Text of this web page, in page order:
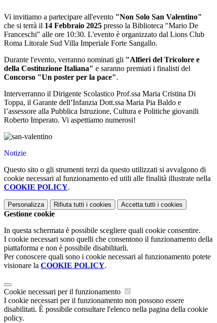
Vi invitiamo a partecipare all'evento "Non Solo San Valentino"
che si terrà il 14 Febbraio 2025 presso la Biblioteca "Mario De
Franceschi" alle ore 10:30. L'evento è organizzato dal Lions Club
Roma Litorale Sud Villa Imperiale Forte Sangallo.
Durante l'evento, verranno nominati gli "Alfieri del Tricolore e
della Costituzione Italiana" e saranno premiati i finalisti del
Concorso "Un poster per la pace".
Interverranno il Dirigente Scolastico Prof.ssa Maria Cristina Di
Toppa, il Garante dell’Infanzia Dott.ssa Maria Pia Baldo e
l’assessore alla Pubblica Istruzione, Cultura e Politiche giovanili
Roberto Imperato. Vi aspettiamo numerosi!
Notizie
Questo sito o gli strumenti terzi da questo utilizzati si avvalgono di
cookie necessari al funzionamento ed utili alle finalità illustrate nella
COOKIE POLICY.
Personalizza Rifiuta tutti i cookies Accetta tutti i cookies
Gestione cookie
In questa schermata è possibile scegliere quali cookie consentire.
I cookie necessari sono quelli che consentono il funzionamento della
piattaforma e non è possibile disabilitarli.
Per conoscere quali sono i cookie necessari al funzionamento potete
visionare la COOKIE POLICY.
Cookie necessari per il funzionamento
I cookie necessari per il funzionamento non possono essere
disabilitati. È possibile consultare l'elenco nella pagina della cookie
policy.